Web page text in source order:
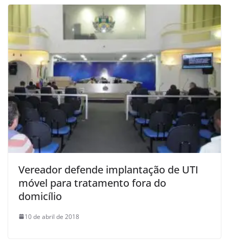
Vereador defende implantação de UTI
móvel para tratamento fora do
domicílio
10 de abril de 2018